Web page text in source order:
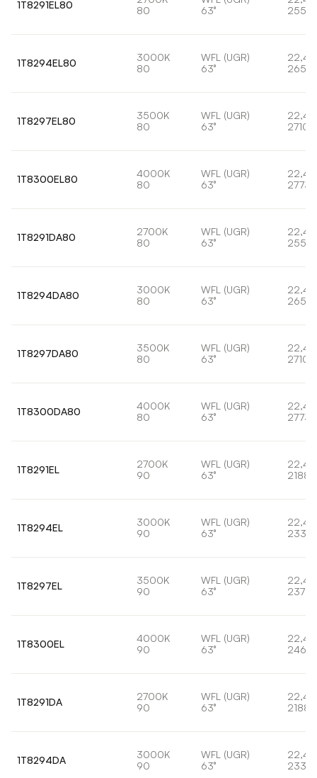
1T8291EL80
80
63°
1T8294EL80
3000K
80
WFL (UGR)
63°
1T8297EL80
3500K
80
WFL (UGR)
63°
1T8300EL80
4000K
80
WFL (UGR)
63°
1T8291DA80
2700K
80
WFL (UGR)
63°
1T8294DA80
3000K
80
WFL (UGR)
63°
1T8297DA80
3500K
80
WFL (UGR)
63°
1T8300DA80
4000K
80
WFL (UGR)
63°
1T8291EL
2700K
90
WFL (UGR)
63°
1T8294EL
3000K
90
WFL (UGR)
63°
1T8297EL
3500K
90
WFL (UGR)
63°
1T8300EL
4000K
90
WFL (UGR)
63°
1T8291DA
2700K
90
WFL (UGR)
63°
1T8294DA
3000K
90
WFL (UGR)
63°